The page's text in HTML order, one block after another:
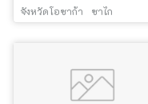
จังหวัดโอซาก้า ซาไก